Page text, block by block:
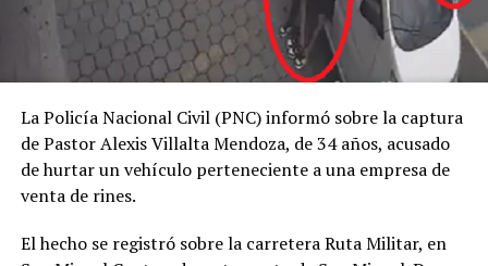
La Policía Nacional Civil (PNC) informó sobre la captura
de Pastor Alexis Villalta Mendoza, de 34 años, acusado
de hurtar un vehículo perteneciente a una empresa de
venta de rines.
El hecho se registró sobre la carretera Ruta Militar, en